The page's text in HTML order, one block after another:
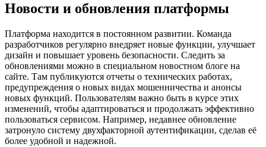
Новости и обновления платформы
Платформа находится в постоянном развитии. Команда
разработчиков регулярно внедряет новые функции, улучшает
дизайн и повышает уровень безопасности. Следить за
обновлениями можно в специальном новостном блоге на
сайте. Там публикуются отчеты о технических работах,
предупреждения о новых видах мошенничества и анонсы
новых функций. Пользователям важно быть в курсе этих
изменений, чтобы адаптироваться и продолжать эффективно
пользоваться сервисом. Например, недавнее обновление
затронуло систему двухфакторной аутентификации, сделав её
более удобной и надежной.